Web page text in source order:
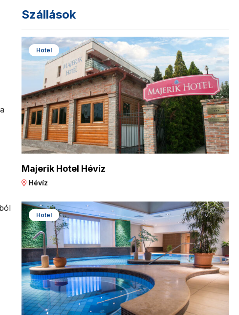
Szállások
Hotel
Majerik Hotel Hévíz
Hévíz
Hotel